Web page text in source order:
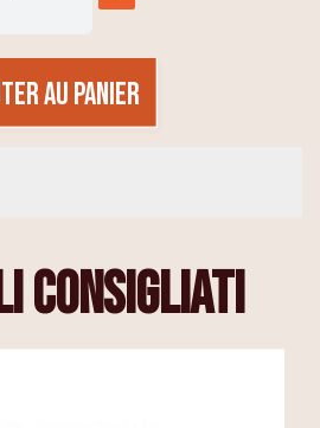
AU PANIER
consigliati